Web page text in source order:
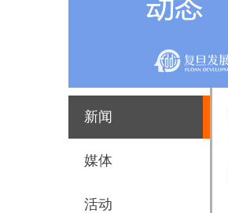
新闻
媒体
活动